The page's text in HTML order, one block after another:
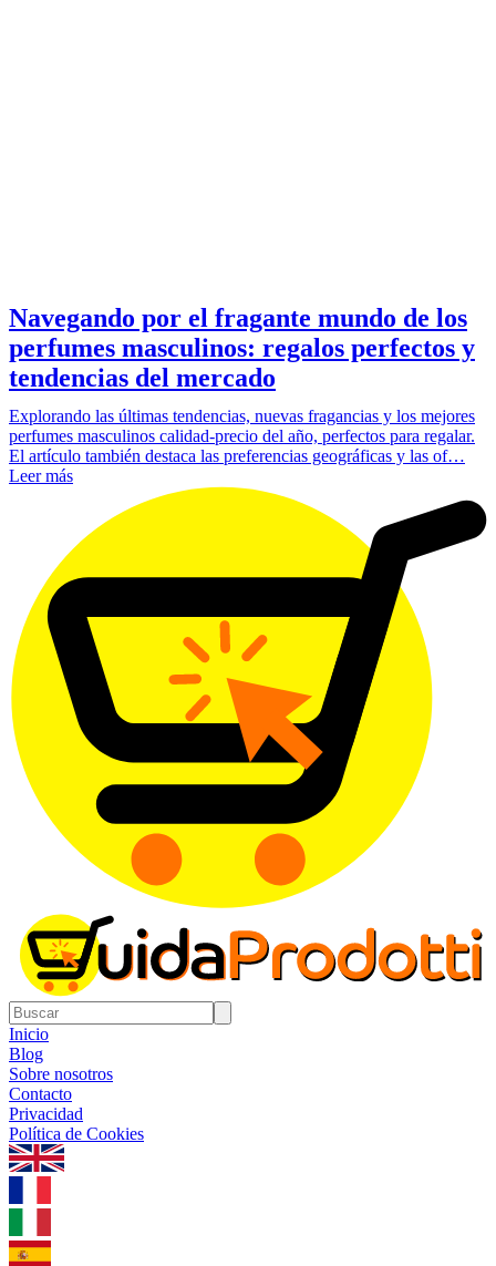
Navegando por el fragante mundo de los
perfumes masculinos: regalos perfectos y
tendencias del mercado
Explorando las últimas tendencias, nuevas fragancias y los mejores
perfumes masculinos calidad-precio del año, perfectos para regalar.
El artículo también destaca las preferencias geográficas y las of…
Leer más
Inicio
Blog
Sobre nosotros
Contacto
Privacidad
Política de Cookies